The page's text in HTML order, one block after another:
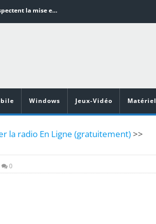
Word en PDF : les outils qui respectent la mise en page
Vidéoprojecteurs Asus : Top 6 des meilleurs modèles de la marque
Windows Jeux-Vidéo Matériel
la radio En Ligne (gratuitement)>>
0